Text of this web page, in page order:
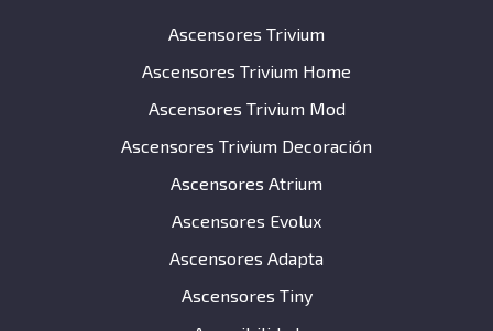
Ascensores Trivium
Ascensores Trivium Home
Ascensores Trivium Mod
Ascensores Trivium Decoración
Ascensores Atrium
Ascensores Evolux
Ascensores Adapta
Ascensores Tiny